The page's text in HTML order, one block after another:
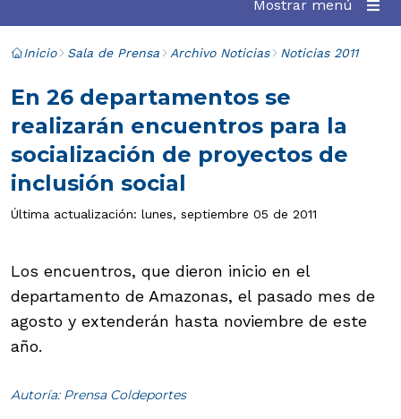
Mostrar menú
Inicio Sala de Prensa Archivo Noticias Noticias 2011
En 26 departamentos se
realizarán encuentros para la
socialización de proyectos de
inclusión social
Última actualización: lunes, septiembre 05 de 2011
Los encuentros, que dieron inicio en el
departamento de Amazonas, el pasado mes de
agosto y extenderán hasta noviembre de este
año.
Autoría: Prensa Coldeportes